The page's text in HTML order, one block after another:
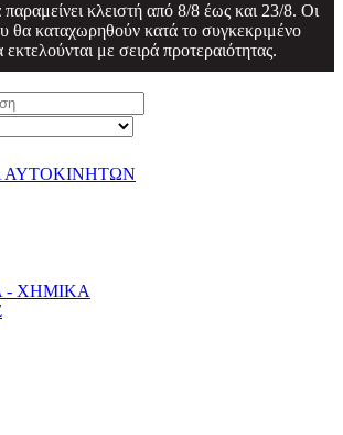
κλειστή από 8/8 έως και 23/8. Οι
θα καταχωρηθούν κατά το συγκεκριμένο
με σειρά προτεραιότητας.
- ΧΗΜΙΚΑ